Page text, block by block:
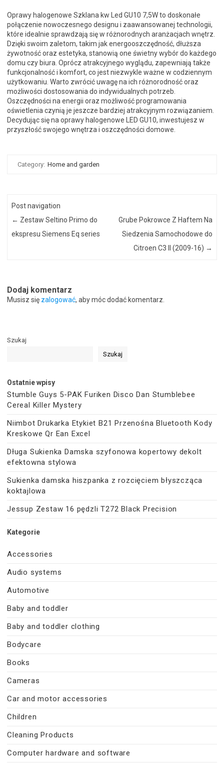
Oprawy halogenowe Szklana kw Led GU10 7,5W to doskonałe
połączenie nowoczesnego designu i zaawansowanej technologii,
które idealnie sprawdzają się w różnorodnych aranżacjach wnętrz.
Dzięki swoim zaletom, takim jak energooszczędność, dłuższa
żywotność oraz estetyka, stanowią one świetny wybór do każdego
domu czy biura. Oprócz atrakcyjnego wyglądu, zapewniają także
funkcjonalność i komfort, co jest niezwykle ważne w codziennym
użytkowaniu. Warto zwrócić uwagę na ich różnorodność oraz
możliwości dostosowania do indywidualnych potrzeb.
Oszczędności na energii oraz możliwość programowania
oświetlenia czynią je jeszcze bardziej atrakcyjnym rozwiązaniem.
Decydując się na oprawy halogenowe LED GU10, inwestujesz w
przyszłość swojego wnętrza i oszczędności domowe.
Category: Home and garden
Post navigation
← Zestaw Seltino Primo do
ekspresu Siemens Eq series
Grube Pokrowce Z Haftem Na
Siedzenia Samochodowe do
Citroen C3 II (2009-16) →
Dodaj komentarz
Musisz się zalogować, aby móc dodać komentarz.
Szukaj
Szukaj
Ostatnie wpisy
Stumble Guys 5-PAK Furiken Disco Dan Stumblebee
Cereal Killer Mystery
Niimbot Drukarka Etykiet B21 Przenośna Bluetooth Kody
Kreskowe Qr Ean Excel
Długa Sukienka Damska szyfonowa kopertowy dekolt
efektowna stylowa
Sukienka damska hiszpanka z rozcięciem błyszcząca
koktajlowa
Jessup Zestaw 16 pędzli T272 Black Precision
Kategorie
Accessories
Audio systems
Automotive
Baby and toddler
Baby and toddler clothing
Bodycare
Books
Cameras
Car and motor accessories
Children
Cleaning Products
Computer hardware and software